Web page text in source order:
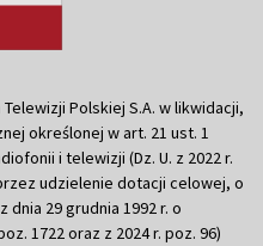
Polskiej S.A. w likwidacji,
określonej w art. 21 ust. 1
i telewizji (Dz. U. z 2022 r.
udzielenie dotacji celowej, o
29 grudnia 1992 r. o
1722 oraz z 2024 r. poz. 96)